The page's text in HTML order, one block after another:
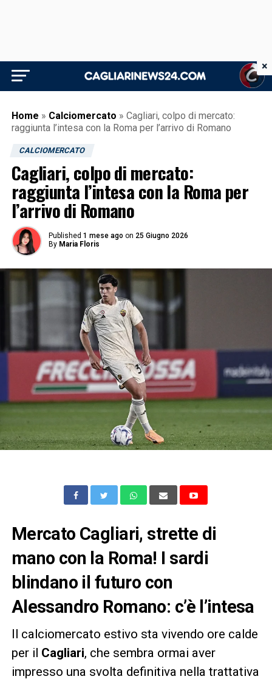
Home » Calciomercato » Cagliari, colpo di mercato:
raggiunta l’intesa con la Roma per l’arrivo di Romano
CALCIOMERCATO
Cagliari, colpo di mercato:
raggiunta l’intesa con la Roma per
l’arrivo di Romano
Published 1 mese ago on 25 Giugno 2026
By Maria Floris
Mercato Cagliari, strette di
mano con la Roma! I sardi
blindano il futuro con
Alessandro Romano: c’è l’intesa
Il calciomercato estivo sta vivendo ore calde
per il Cagliari, che sembra ormai aver
impresso una svolta definitiva nella trattativa
×